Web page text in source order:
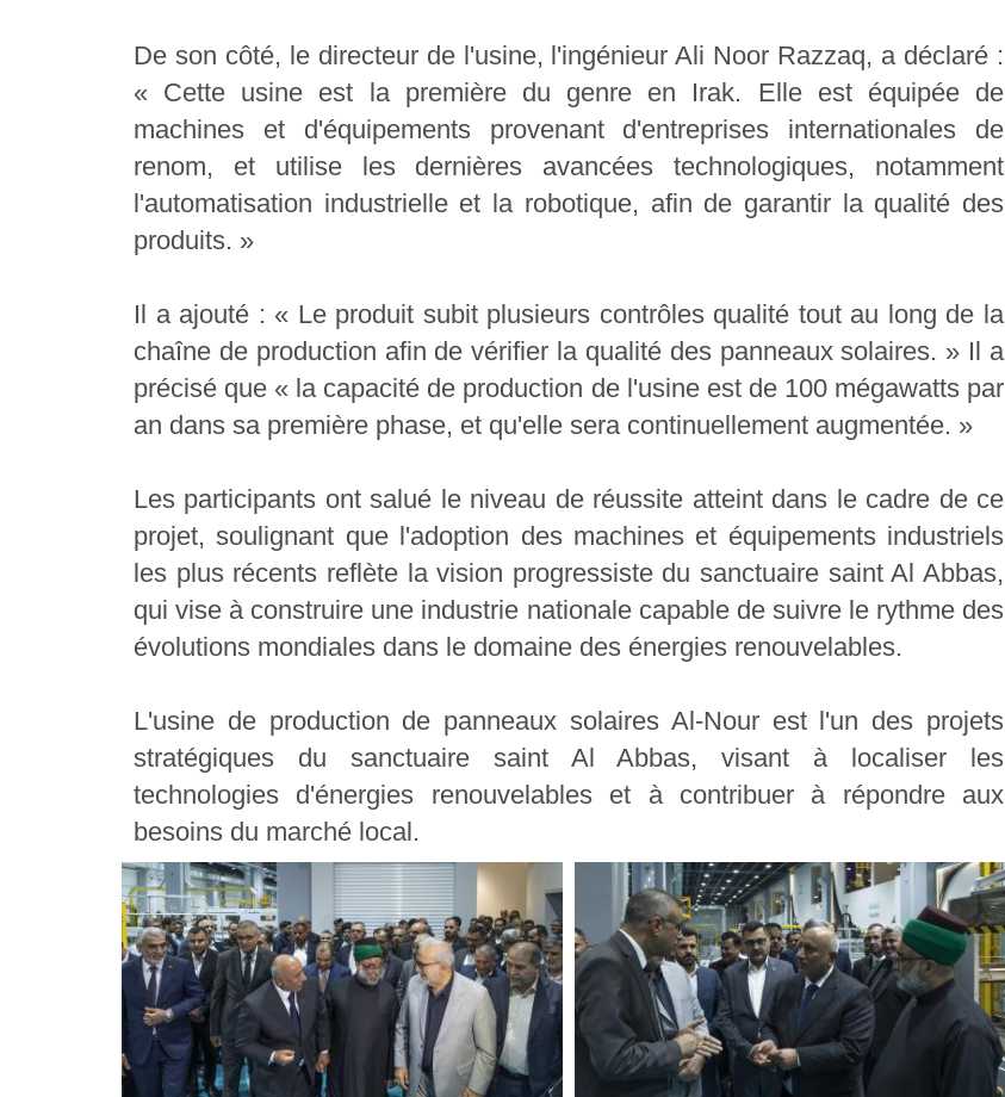
De son côté, le directeur de l'usine, l'ingénieur Ali Noor Razzaq, a déclaré :
« Cette usine est la première du genre en Irak. Elle est équipée de
machines et d'équipements provenant d'entreprises internationales de
renom, et utilise les dernières avancées technologiques, notamment
l'automatisation industrielle et la robotique, afin de garantir la qualité des
produits. »
Il a ajouté : « Le produit subit plusieurs contrôles qualité tout au long de la
chaîne de production afin de vérifier la qualité des panneaux solaires. » Il a
précisé que « la capacité de production de l'usine est de 100 mégawatts par
an dans sa première phase, et qu'elle sera continuellement augmentée. »
Les participants ont salué le niveau de réussite atteint dans le cadre de ce
projet, soulignant que l'adoption des machines et équipements industriels
les plus récents reflète la vision progressiste du sanctuaire saint Al Abbas,
qui vise à construire une industrie nationale capable de suivre le rythme des
évolutions mondiales dans le domaine des énergies renouvelables.
L'usine de production de panneaux solaires Al-Nour est l'un des projets
stratégiques du sanctuaire saint Al Abbas, visant à localiser les
technologies d'énergies renouvelables et à contribuer à répondre aux
besoins du marché local.